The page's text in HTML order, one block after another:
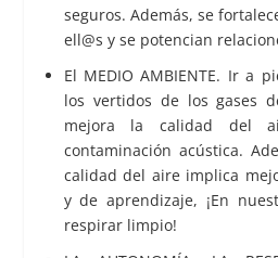
seguros. Además, se
ell@s y se potencian
El MEDIO AMBIENTE. Ir a
los vertidos de los gases
mejora la calidad del
contaminación acústica.
calidad del aire implica
y de aprendizaje, ¡En
respirar limpio!